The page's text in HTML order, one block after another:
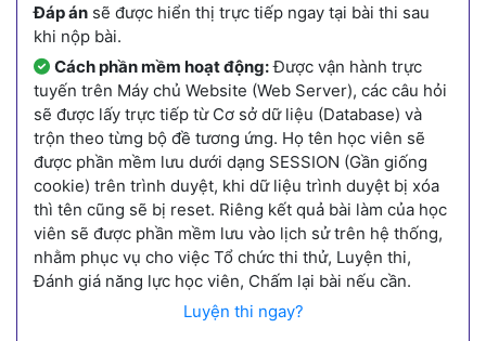
Đáp án sẽ được hiển thị trực tiếp ngay tại bài thi sau
khi nộp bài.
Cách phần mềm hoạt động:Được vận hành trực
tuyến trên Máy chủ Website (Web Server), các câu hỏi
sẽ được lấy trực tiếp từ Cơ sở dữ liệu (Database) và
trộn theo từng bộ đề tương ứng. Họ tên học viên sẽ
được phần mềm lưu dưới dạng SESSION (Gần giống
cookie) trên trình duyệt, khi dữ liệu trình duyệt bị xóa
thì tên cũng sẽ bị reset. Riêng kết quả bài làm của học
viên sẽ được phần mềm lưu vào lịch sử trên hệ thống,
nhằm phục vụ cho việc Tổ chức thi thử, Luyện thi,
Đánh giá năng lực học viên, Chấm lại bài nếu cần.
Luyện thi ngay?